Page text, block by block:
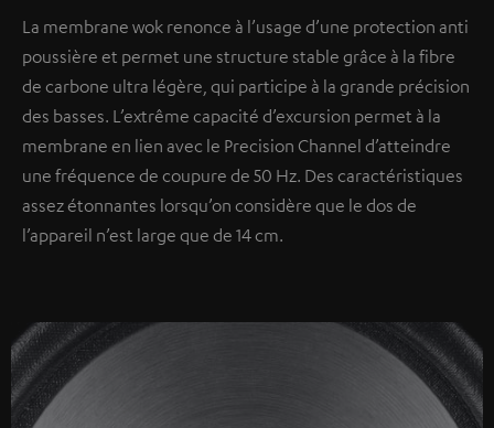
La membrane wok renonce à l’usage d’une protection anti
poussière et permet une structure stable grâce à la fibre
de carbone ultra légère, qui participe à la grande précision
des basses. L’extrême capacité d’excursion permet à la
membrane en lien avec le Precision Channel d’atteindre
une fréquence de coupure de 50 Hz. Des caractéristiques
assez étonnantes lorsqu’on considère que le dos de
l’appareil n’est large que de 14 cm.